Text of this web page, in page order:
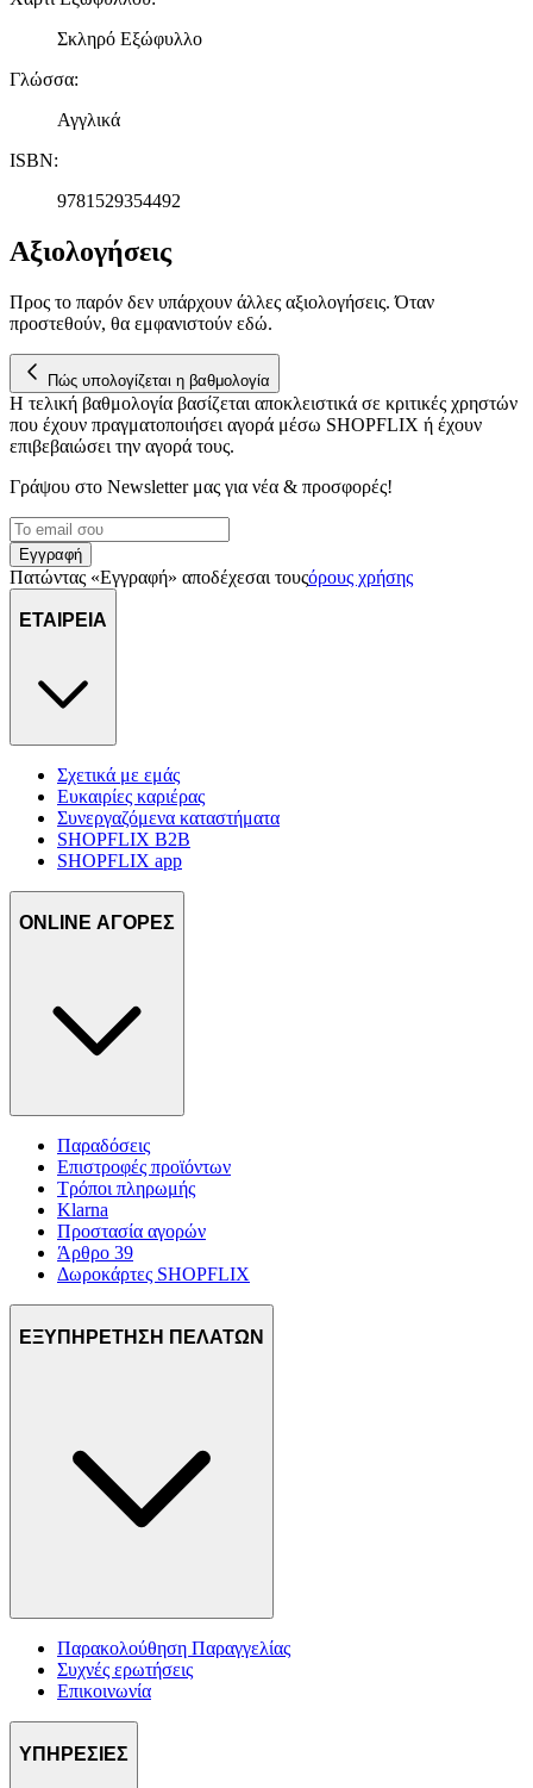
Σκληρό Εξώφυλλο
Γλώσσα:
Αγγλικά
ISBN:
9781529354492
Αξιολογήσεις
Προς το παρόν δεν υπάρχουν άλλες αξιολογήσεις. Όταν
προστεθούν, θα εμφανιστούν εδώ.
Πώς υπολογίζεται η βαθμολογία
Η τελική βαθμολογία βασίζεται αποκλειστικά σε κριτικές χρηστών
που έχουν πραγματοποιήσει αγορά μέσω SHOPFLIX ή έχουν
επιβεβαιώσει την αγορά τους.
Γράψου στο Νewsletter μας για νέα & προσφορές!
Εγγραφή
Πατώντας «Εγγραφή» αποδέχεσαι τουςόρους χρήσης
ΕΤΑΙΡΕΙΑ
Σχετικά με εμάς
Ευκαιρίες καριέρας
Συνεργαζόμενα καταστήματα
SHOPFLIX B2B
SHOPFLIX app
ONLINE ΑΓΟΡΕΣ
Παραδόσεις
Επιστροφές προϊόντων
Τρόποι πληρωμής
Klarna
Προστασία αγορών
Άρθρο 39
Δωροκάρτες SHOPFLIX
ΕΞΥΠΗΡΕΤΗΣΗ ΠΕΛΑΤΩΝ
Παρακολούθηση Παραγγελίας
Συχνές ερωτήσεις
Επικοινωνία
ΥΠΗΡΕΣΙΕΣ